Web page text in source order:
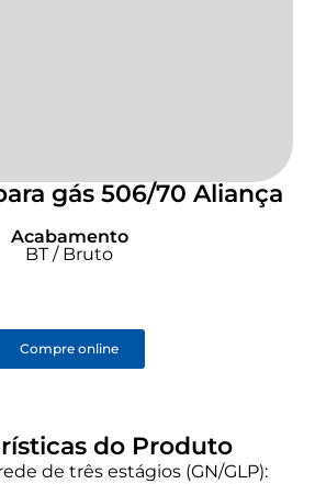
gás 506/70 Aliança
Acabamento
BT / Bruto
Compre online
do Produto
de três estágios (GN/GLP):